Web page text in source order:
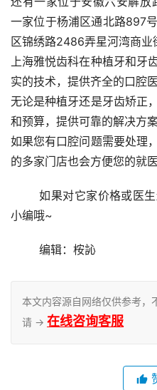
一家位于杨浦区通北路897
区锦绣路2486弄星河湾商业
上海雅悦齿科在种植牙和牙
实的技术，提供齐全的口腔医
无论是种植牙还是牙齿矫正
和预算，提供可靠的解决方案
如果您有口腔问题需要处理
的多家门店也会方便您的就医
	如果对它家价格或医生还有所疑问，欢迎私戳滴滴问
小编哦~
	编辑：桉訫
本文内容源自网络仅供参考，
请 → 在线咨询客服